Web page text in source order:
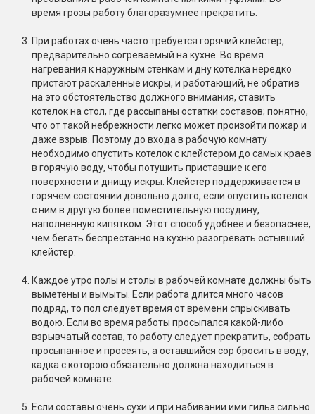
время грозы работу благоразумнее прекратить.
При работах очень часто требуется горячий клейстер,
предварительно согреваемый на кухне. Во время
нагревания к наружным стенкам и дну котелка нередко
пристают раскаленные искры, и работающий, не обратив
на это обстоятельство должного внимания, ставить
котелок на стол, где рассыпаны остатки составов; понятно,
что от такой небрежности легко может произойти пожар и
даже взрыв. Поэтому до входа в рабочую комнату
необходимо опустить котелок с клейстером до самых краев
в горячую воду, чтобы потушить приставшие к его
поверхности и днищу искры. Клейстер поддерживается в
горячем состоянии довольно долго, если опустить котелок
с ним в другую более поместительную посудину,
наполненную кипятком. Этот способ удобнее и безопаснее,
чем бегать беспрестанно на кухню разогревать остывший
клейстер.
Каждое утро полы и столы в рабочей комнате должны быть
выметены и вымыты. Если работа длится много часов
подряд, то пол следует время от времени спрыскивать
водою. Если во время работы просыпался какой-либо
взрывчатый состав, то работу следует прекратить, собрать
просыпанное и просеять, а оставшийся сор бросить в воду,
кадка с которою обязательно должна находиться в
рабочей комнате.
Если составы очень сухи и при набивании ими гильз сильно